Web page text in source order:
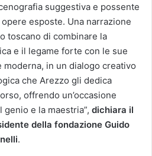
suggestiva e possente
esposte. Una narrazione
toscano di combinare la
e il legame forte con le sue
in un dialogo creativo
che Arezzo gli dedica
offrendo un’occasione
e la maestria”, dichiara il
della fondazione Guido
.